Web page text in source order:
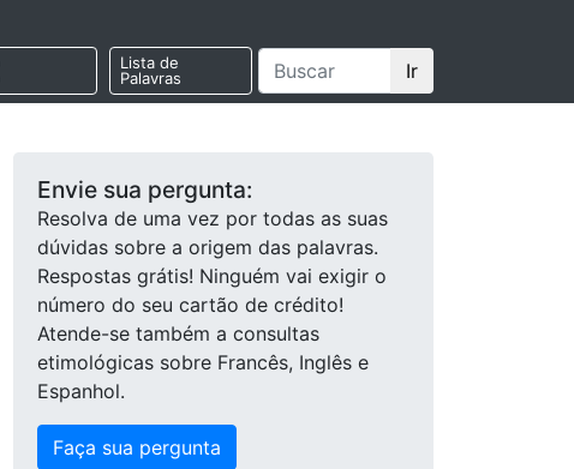
Lista de
Palavras
Ir
Envie sua pergunta:
Resolva de uma vez por todas as suas
dúvidas sobre a origem das palavras.
Respostas grátis! Ninguém vai exigir o
número do seu cartão de crédito!
Atende-se também a consultas
etimológicas sobre Francês, Inglês e
Espanhol.
Faça sua pergunta